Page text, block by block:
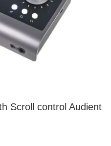
Scroll control Audient